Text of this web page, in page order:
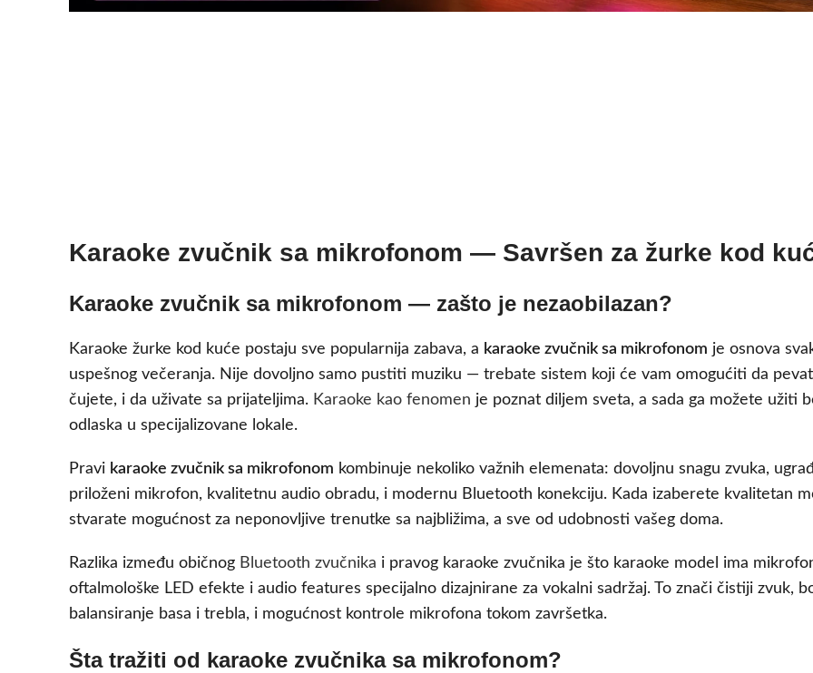
Karaoke zvučnik sa mikrofonom — Savršen za žurke kod
Karaoke zvučnik sa mikrofonom — zašto je nezaobilazan?
Karaoke žurke kod kuće postaju sve popularnija zabava, a karaoke zvučnik sa mikrofonom je osnova
uspešnog večeranja. Nije dovoljno samo pustiti muziku — trebate sistem koji će vam omogućiti da
čujete, i da uživate sa prijateljima. Karaoke kao fenomen je poznat diljem sveta, a sada ga možete užiti
odlaska u specijalizovane lokale.
Pravi karaoke zvučnik sa mikrofonom kombinuje nekoliko važnih elemenata: dovoljnu snagu zvuka,
priloženi mikrofon, kvalitetnu audio obradu, i modernu Bluetooth konekciju. Kada izaberete kvalitetan
stvarate mogućnost za neponovljive trenutke sa najbližima, a sve od udobnosti vašeg doma.
Razlika između običnog Bluetooth zvučnika i pravog karaoke zvučnika je što karaoke model ima
oftalmološke LED efekte i audio features specijalno dizajnirane za vokalni sadržaj. To znači čistiji zvuk,
balansiranje basa i trebla, i mogućnost kontrole mikrofona tokom završetka.
Šta tražiti od karaoke zvučnika sa mikrofonom?